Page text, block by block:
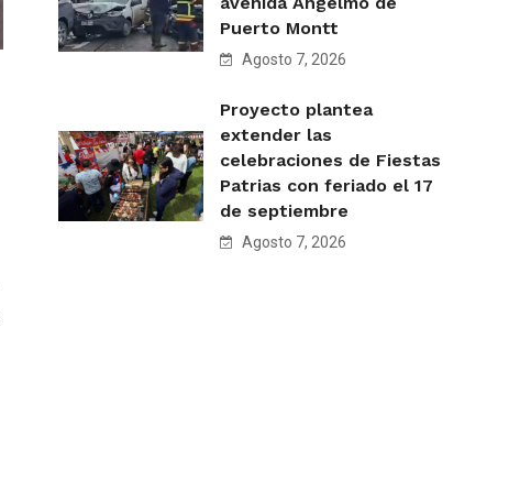
Puerto Montt
Agosto 7, 2026
Proyecto plantea
extender las
celebraciones de Fiestas
Patrias con feriado el 17
de septiembre
Agosto 7, 2026